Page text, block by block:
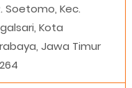
Soetomo, Kec.
Kota
Jawa Timur